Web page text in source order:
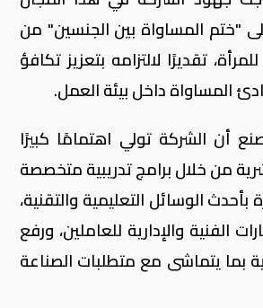
"ختم المساواة بين الجنسين" من
تقديرًا لالتزامه بتعزيز تكافؤ
المساواة داخل بيئة العمل.
أن الشركة تولي اهتمامًا كبيرًا
من خلال برامج تدريبية متخصصة
الوسائل التعليمية والتقنية،
الفنية والإدارية للعاملين، ورفع
بما يتماشى مع متطلبات الصناعة